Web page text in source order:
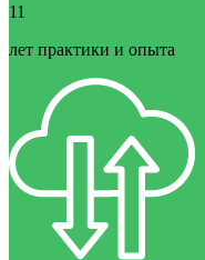
11
лет практики и опыта